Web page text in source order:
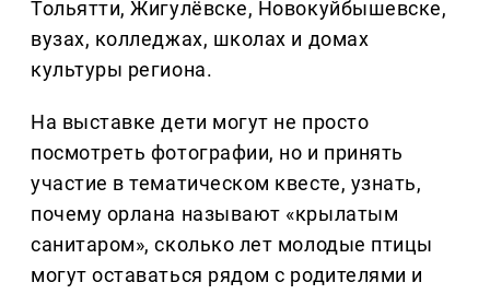
Тольятти, Жигулёвске, Новокуйбышевске,
вузах, колледжах, школах и домах
культуры региона.
На выставке дети могут не просто
посмотреть фотографии, но и принять
участие в тематическом квесте, узнать,
почему орлана называют «крылатым
санитаром», сколько лет молодые птицы
могут оставаться рядом с родителями и